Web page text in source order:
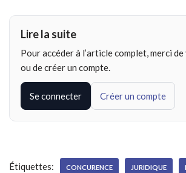
Lire la suite
Pour accéder à l’article complet, merci
ou de créer un compte.
Se connecter Créer un compte
Étiquettes: CONCURENCE JURIDIQUE